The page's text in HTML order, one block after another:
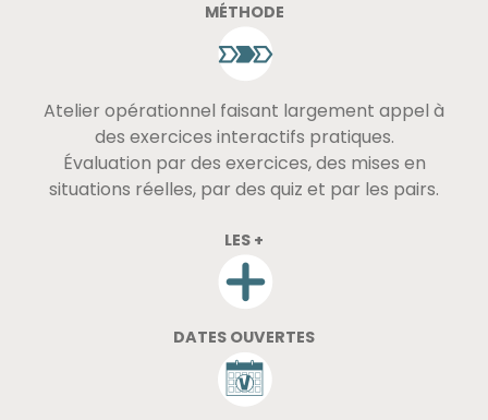
MÉTHODE
Atelier opérationnel faisant largement appel à
des exercices interactifs pratiques.
Évaluation par des exercices, des mises en
situations réelles, par des quiz et par les pairs.
LES +
DATES OUVERTES